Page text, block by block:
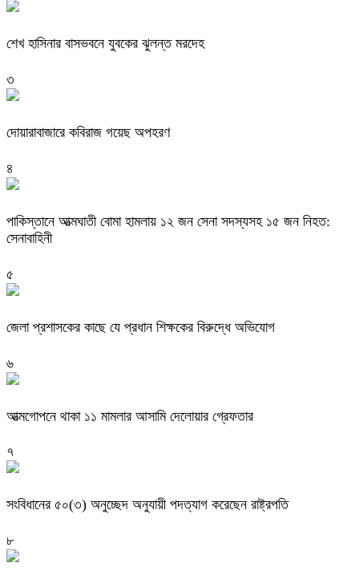
শেখ হাসিনার বাসভবনে যুবকের ঝুলন্ত মরদেহ
৩
দোয়ারাবাজারে কবিরাজ গয়েছ অপহরণ
৪
পাকিস্তানে আত্মঘাতী বোমা হামলায় ১২ জন সেনা সদস্যসহ ১৫ জন নিহত:
সেনাবাহিনী
৫
জেলা প্রশাসকের কাছে যে প্রধান শিক্ষকের বিরুদ্ধে অভিযোগ
৬
আত্মগোপনে থাকা ১১ মামলার আসামি দেলোয়ার গ্রেফতার
৭
সংবিধানের ৫০(৩) অনুচ্ছেদ অনুযায়ী পদত্যাগ করেছেন রাষ্ট্রপতি
৮